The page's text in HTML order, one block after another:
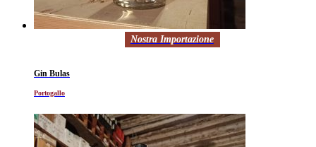
Nostra Importazione
Gin Bulas
Portogallo